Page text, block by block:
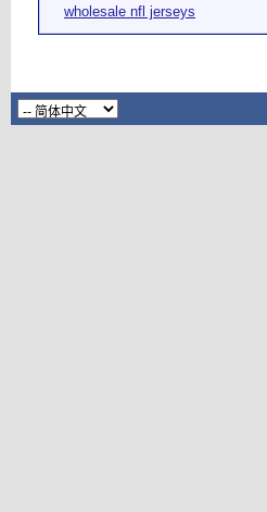
wholesale nfl jerseys